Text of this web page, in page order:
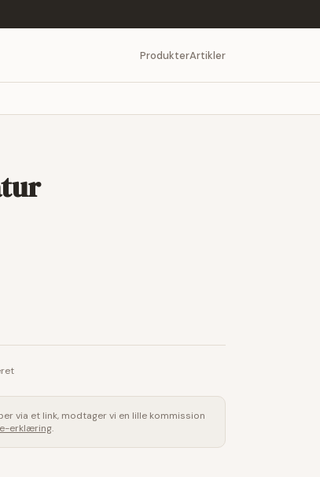
ProdukterArtikler
via et link, modtager vi en lille kommission
erklæring.